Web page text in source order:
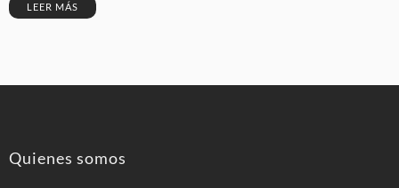
LEER MÁS
Quienes somos